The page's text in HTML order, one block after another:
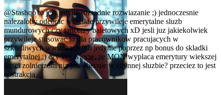
@Stashqoto jest jedyne rozsadnie rozwiazanie ;) jednoczesnie
nalezaloby odebrac wszelkie przywileje emerytalne sluzb
mundurowych czy tancerzy baletowych xD jesli juz jakiekolwiek
przywileje stosowac to dla pracownikow pracujacych w
szkodliwych warunkach lub jedynie poprzez np bonus do skladki
emerytalnej ;) czy Wy wiecie, ze MON wyplaca emerytury wiekszej
ilosci zolnierzom niz jest obecnie w czynnej sluzbie? przeciez to jest
abstrakcja